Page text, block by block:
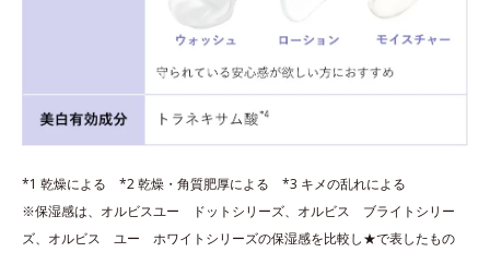
*1 乾燥による *2 乾燥・角質肥厚による *3 キメの乱れによる
※保湿感は、オルビスユー ドットシリーズ、オルビス ブライトシリー
ズ、オルビス ユー ホワイトシリーズの保湿感を比較し★で表したもの